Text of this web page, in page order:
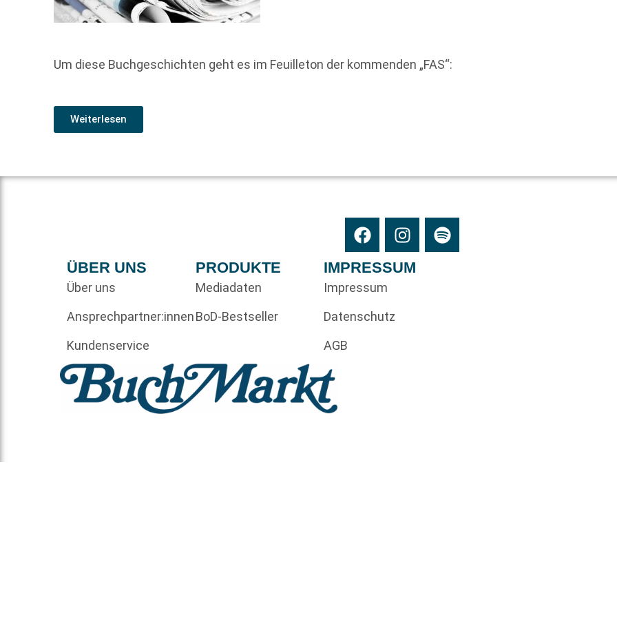
Um diese Buchgeschichten geht es im Feuilleton der kommenden „FAS“:
Weiterlesen
ÜBER UNS
Über uns
Ansprechpartner:innen
Kundenservice
PRODUKTE
Mediadaten
BoD-Bestseller
IMPRESSUM
Impressum
Datenschutz
AGB